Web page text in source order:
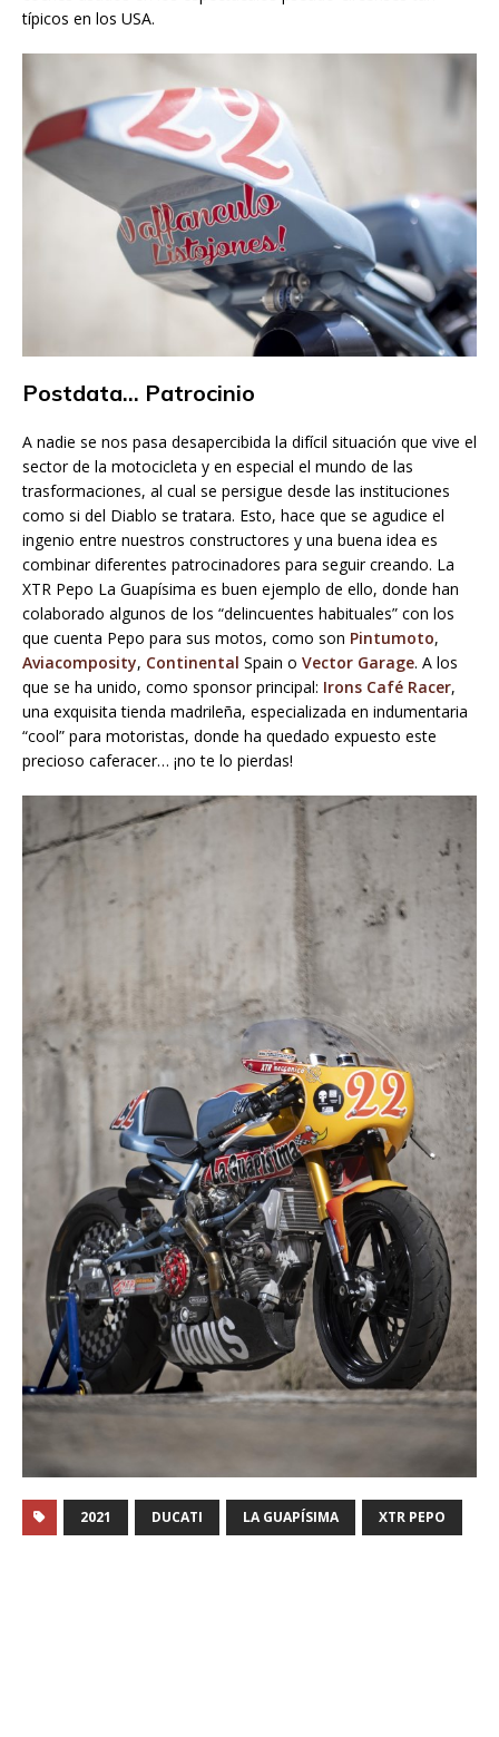
típicos en los USA.
Postdata… Patrocinio
A nadie se nos pasa desapercibida la difícil situación que vive el
sector de la motocicleta y en especial el mundo de las
trasformaciones, al cual se persigue desde las instituciones
como si del Diablo se tratara. Esto, hace que se agudice el
ingenio entre nuestros constructores y una buena idea es
combinar diferentes patrocinadores para seguir creando. La
XTR Pepo La Guapísima es buen ejemplo de ello, donde han
colaborado algunos de los “delincuentes habituales” con los
que cuenta Pepo para sus motos, como son Pintumoto,
Aviacomposity, Continental Spain o Vector Garage. A los
que se ha unido, como sponsor principal: Irons Café Racer,
una exquisita tienda madrileña, especializada en indumentaria
“cool” para motoristas, donde ha quedado expuesto este
precioso caferacer… ¡no te lo pierdas!
2021 DUCATI LA GUAPÍSIMA XTR PEPO